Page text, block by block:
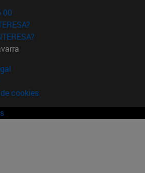
00
cookies